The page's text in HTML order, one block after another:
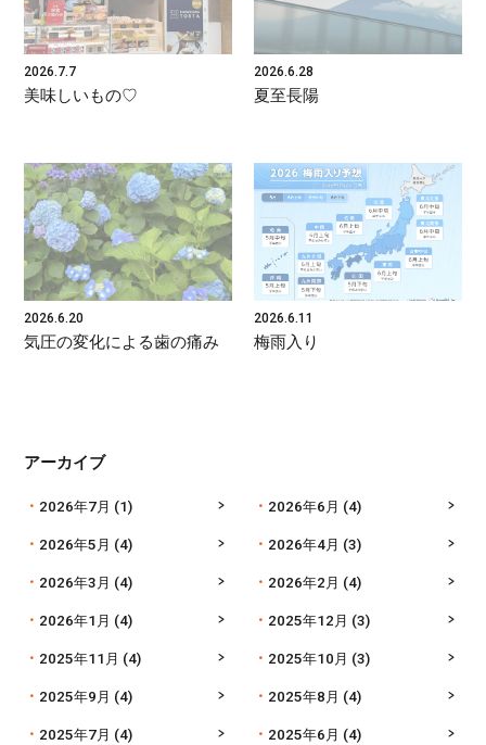
2026.7.7
美味しいもの♡
2026.6.28
夏至長陽
2026.6.20
気圧の変化による歯の痛み
2026.6.11
梅雨入り
アーカイブ
2026年7月 (1) 2026年6月 (4)
2026年5月 (4) 2026年4月 (3)
2026年3月 (4) 2026年2月 (4)
2026年1月 (4) 2025年12月 (3)
2025年11月 (4) 2025年10月 (3)
2025年9月 (4) 2025年8月 (4)
2025年7月 (4) 2025年6月 (4)